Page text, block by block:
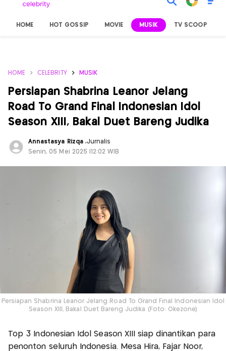
HOME HOT GOSSIP MOVIE MUSIK TV SCOOP
HOME CELEBRITY MUSIK
Persiapan Shabrina Leanor Jelang
Road To Grand Final Indonesian Idol
Season XIII, Bakal Duet Bareng Judika
Annastasya Rizqa ,Jurnalis
Senin, 05 Mei 2025 |12:02 WIB
Persiapan Shabrina Leanor Jelang Road To Grand Final Indonesian Idol
Season XIII, Bakal Duet Bareng Judika (Foto: Okezone)
Top 3 Indonesian Idol Season XIII siap dinantikan para
penonton seluruh Indonesia. Mesa Hira, Fajar Noor,